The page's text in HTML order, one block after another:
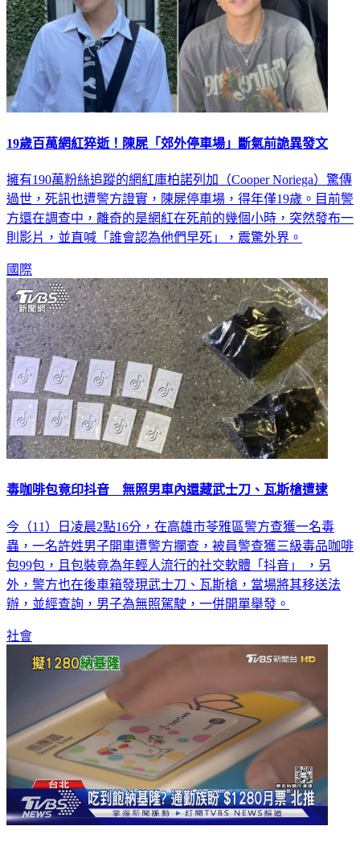
19歲百萬網紅猝逝！陳屍「郊外停車場」斷氣前詭異發文
擁有190萬粉絲追蹤的網紅庫柏諾列加（Cooper Noriega）驚傳
過世，死訊也遭警方證實，陳屍停車場，得年僅19歲。目前警
方還在調查中，離奇的是網紅在死前的幾個小時，突然發布一
則影片，並直喊「誰會認為他們早死」，震驚外界。
國際
毒咖啡包竟印抖音 無照男車內還藏武士刀、瓦斯槍遭逮
今（11）日凌晨2點16分，在高雄市苓雅區警方查獲一名毒
蟲，一名許姓男子開車遭警方攔查，被員警查獲三級毒品咖啡
包99包，且包裝竟為年輕人流行的社交軟體「抖音」 ，另
外，警方也在後車箱發現武士刀、瓦斯槍，當場將其移送法
辦，並經查詢，男子為無照駕駛，一併開單舉發。
社會